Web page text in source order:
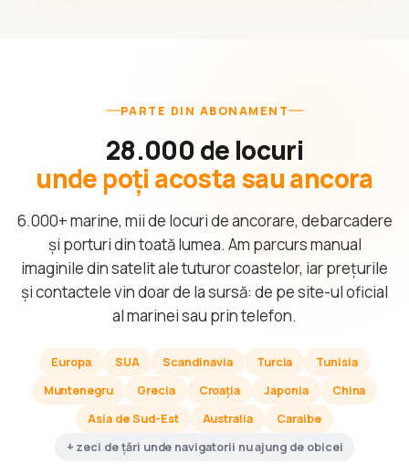
PARTE DIN ABONAMENT
28.000 de locuri
unde poți acosta sau ancora
6.000+ marine, mii de locuri de ancorare, debarcadere
și porturi din toată lumea. Am parcurs manual
imaginile din satelit ale tuturor coastelor, iar prețurile
și contactele vin doar de la sursă: de pe site-ul oficial
al marinei sau prin telefon.
Europa SUA Scandinavia Turcia
Tunisia
Muntenegru
Grecia Croația Japonia
China
Asia de Sud-Est
Australia
Caraibe
+ zeci de țări unde navigatorii nu ajung de obicei